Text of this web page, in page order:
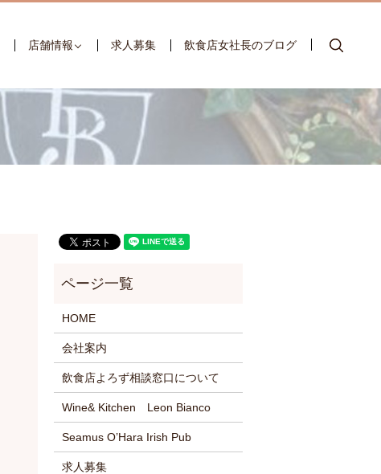
店舗情報 求人募集 飲食店女社長のブログ
HOME
会社案内
飲食店よろず相談窓口について
Wine& Kitchen Leon Bianco
Seamus O’Hara Irish Pub
求人募集